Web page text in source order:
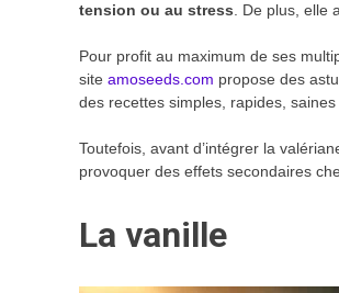
tension ou au stress. De plus, elle
Pour profit au maximum de ses
site amoseeds.com propose des
des recettes simples, rapides,
Toutefois, avant d’intégrer la
provoquer des effets secondaires
La vanille